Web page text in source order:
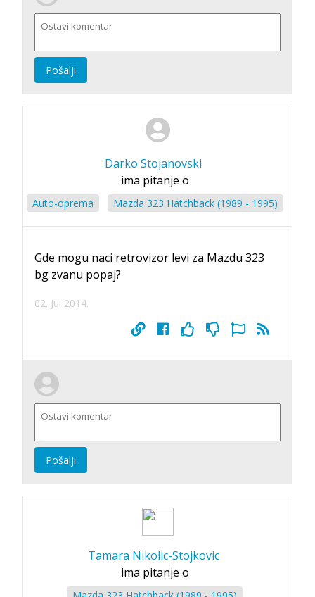
Pošalji
Darko Stojanovski
ima pitanje o
Auto-oprema Mazda 323 Hatchback (1989 - 1995)
Gde mogu naci retrovizor levi za Mazdu 323
bg zvanu popaj?
02. Jul 2014.
Pošalji
Tamara Nikolic-Stojkovic
ima pitanje o